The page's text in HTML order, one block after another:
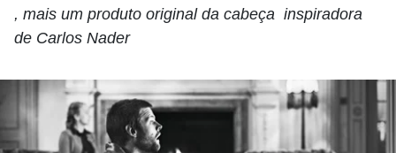
, mais um produto original da cabeça inspiradora
de Carlos Nader